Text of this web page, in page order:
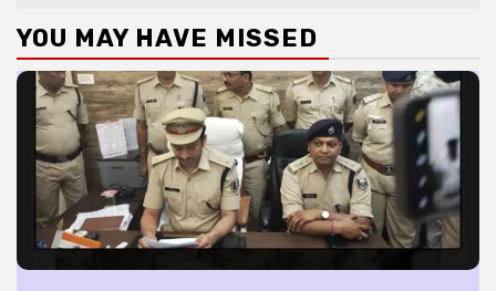
YOU MAY HAVE MISSED